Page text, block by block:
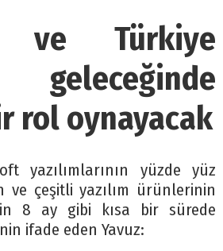
ve Türkiye
geleceğinde
rol oynayacak
yazılımlarının yüzde yüz
ve çeşitli yazılım ürünlerinin
8 ay gibi kısa bir sürede
ifade eden Yavuz: